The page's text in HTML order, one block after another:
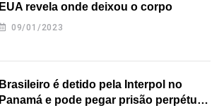
EUA revela onde deixou o corpo
09/01/2023
Brasileiro é detido pela Interpol no
Panamá e pode pegar prisão perpétua